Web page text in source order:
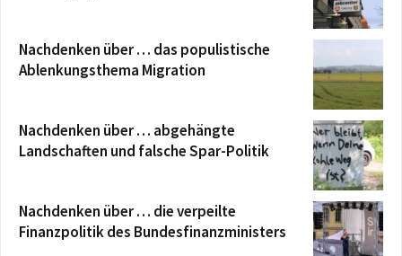
Nachdenken über … das populistische
Ablenkungsthema Migration
Nachdenken über … abgehängte
Landschaften und falsche Spar-Politik
Nachdenken über … die verpeilte
Finanzpolitik des Bundesfinanzministers